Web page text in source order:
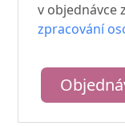
v objednávce
zpracování